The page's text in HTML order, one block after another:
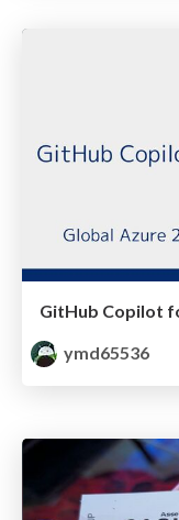
GitHub Copilot
ymd65536